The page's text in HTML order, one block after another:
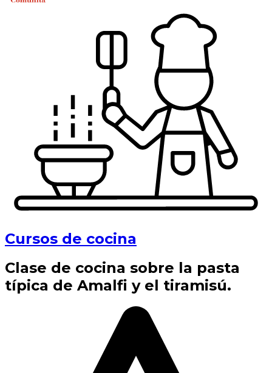
Cursos de cocina
Clase de cocina sobre la pasta
típica de Amalfi y el tiramisú.